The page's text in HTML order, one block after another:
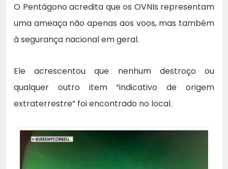
O Pentágono acredita que os OVNIs representam
uma ameaça não apenas aos voos, mas também
à segurança nacional em geral.
Ele acrescentou que nenhum destroço ou
qualquer outro item “indicativo de origem
extraterrestre” foi encontrado no local.